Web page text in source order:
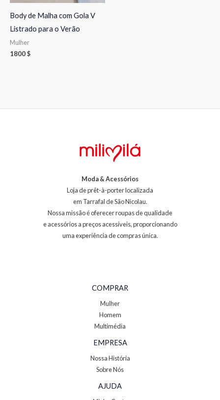
Body de Malha com Gola V
Listrado para o Verão
Mulher
1800$
Moda & Acessórios
Loja de prêt-à-porter localizada
em Tarrafal de São Nicolau.
Nossa missão é oferecer roupas de qualidade
e acessórios a preços acessíveis, proporcionando
uma experiência de compras única.
COMPRAR
Mulher
Homem
Multimédia
EMPRESA
Nossa História
Sobre Nós
AJUDA